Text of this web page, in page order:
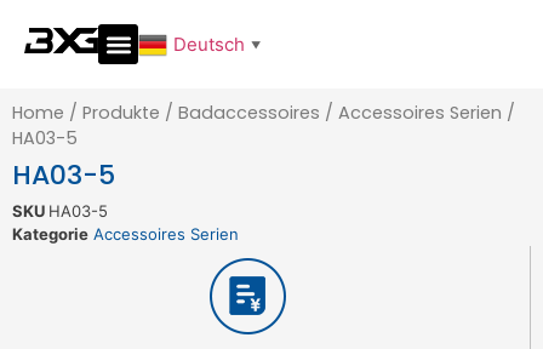
Deutsch ▼
Home / Produkte / Badaccessoires / Accessoires Serien /
HA03-5
HA03-5
SKU HA03-5
Kategorie Accessoires Serien